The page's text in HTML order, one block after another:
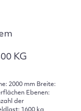
KG
2000 mm Breite:
Ebenen:
der